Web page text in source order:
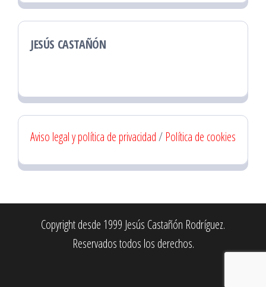
JESÚS CASTAÑÓN
Aviso legal y política de privacidad/ Política de cookies
Copyright desde 1999 Jesús Castañón Rodríguez.
Reservados todos los derechos.